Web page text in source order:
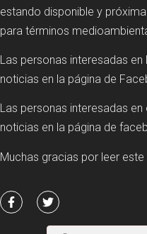
estando disponible y
para términos
Las personas interesadas
noticias en la página de
Las personas interesadas
noticias en la página de
Muchas gracias por leer este